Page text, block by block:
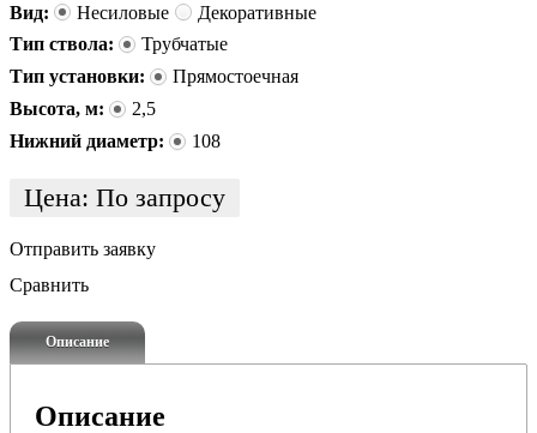
Вид: Несиловые
Декоративные
Тип ствола:
Трубчатые
Тип установки:
Прямостоечная
Высота, м:
2,5
Нижний диаметр:
108
Цена: По запросу
Отправить заявку
Сравнить
Описание
Описание